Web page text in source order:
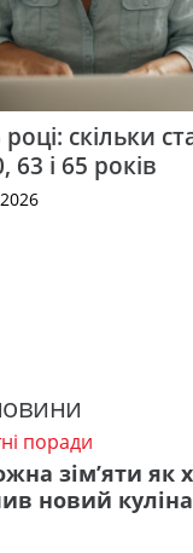
скільки
63 і 65 років
поради
зім’яти як
новий